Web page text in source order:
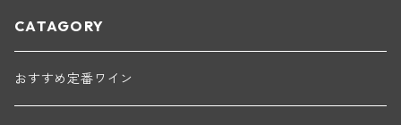
CATAGORY
おすすめ定番ワイン